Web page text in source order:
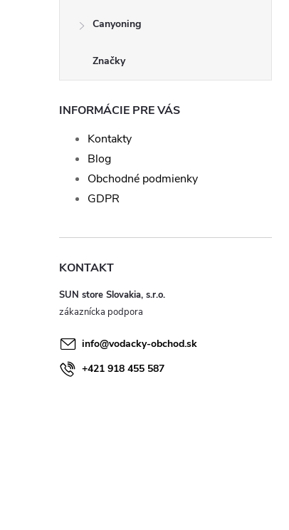
Canyoning
Značky
INFORMÁCIE PRE VÁS
Kontakty
Blog
Obchodné podmienky
GDPR
KONTAKT
SUN store Slovakia, s.r.o.
info@vodacky-obchod.sk
+421 918 455 587